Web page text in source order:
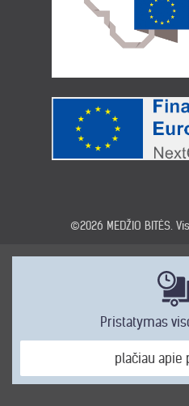
©2026 MEDŽIO BITĖS.
Pristatymas
plačiau apie